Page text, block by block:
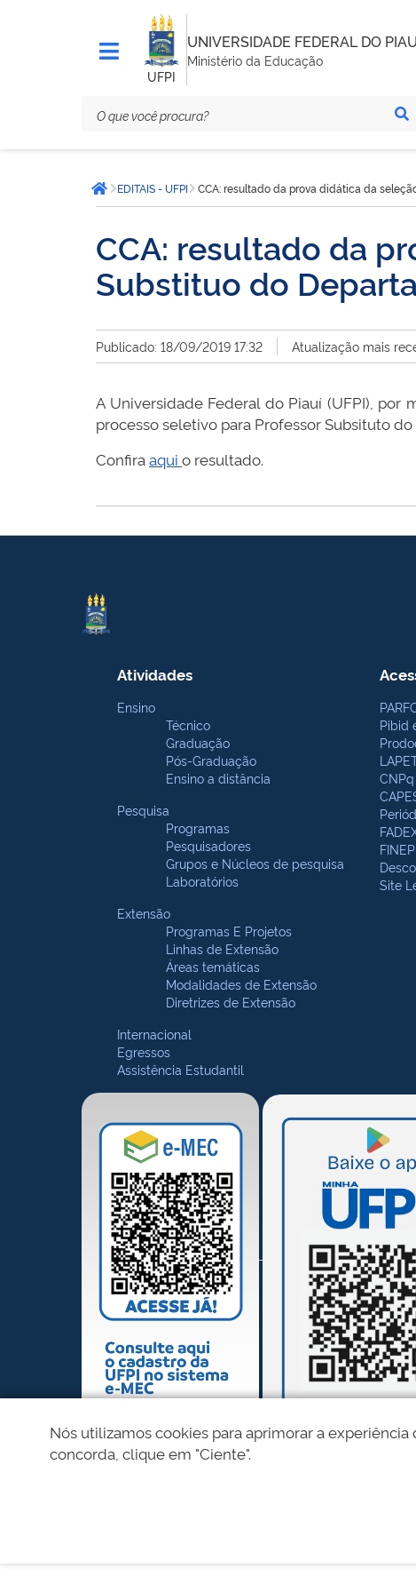
UFPI
UNIVERSIDADE FEDERAL DO
Ministério da Educação
está
aqui:Página inicial
EDITAIS - UFPI CCA: resultado da prova didática da
CCA: resultado da
Substituo do
Publicado: 18/09/2019 17:32 Atualização mais
A Universidade Federal do Piauí (UFPI), por
processo seletivo para Professor Subsituto
Confiraaqui o resultado.
Atividades
Ensino
Técnico
Graduação
Pós-Graduação
Ensino a distância
Pesquisa
Programas
Pesquisadores
Grupos e Núcleos de pesquisa
Laboratórios
Extensão
Programas E Projetos
Linhas de Extensão
Áreas temáticas
Modalidades de Extensão
Diretrizes de Extensão
Internacional
Egressos
Assistência Estudantil
Pibid
CNPq
FINEP
Site
Nós utilizamos cookies para aprimorar a
concorda, clique em "Ciente".